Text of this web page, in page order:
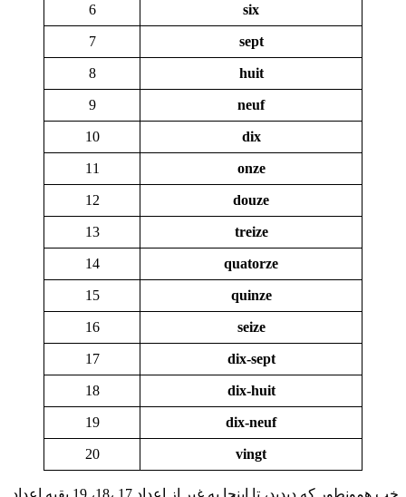
six
6
sept
7
huit
8
neuf
9
dix
10
onze
11
douze
12
treize
13
quatorze
14
quinze
15
seize
16
dix-sept
17
dix-huit
18
dix-neuf
19
vingt
20
خب همونطور که دیدید، تا اینجا به غیر از اعداد 17 ،18، 19 بقیه اعداد